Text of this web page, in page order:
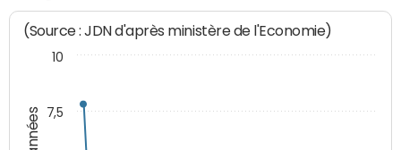
(Source : JDN d'après ministère de l'Economie)
10
7,5